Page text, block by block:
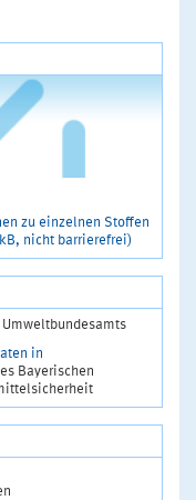
zu einzelnen Stoffen
nicht barrierefrei)
in
Bayerischen